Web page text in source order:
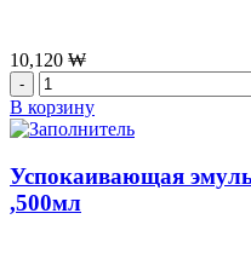
The
history
of
Whoo
Gongjinyang:
Hydrating
Overnight
10,120 ₩
Количество
товара
Мягкие
с
Центеллой
В корзину
Успокаивающая
,500мл